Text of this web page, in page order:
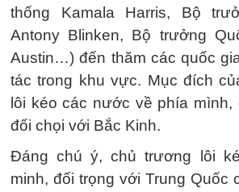
thống Kamala Harris, Bộ
Antony Blinken, Bộ trưởng
Austin…) đến thăm các quốc
tác trong khu vực. Mục đích
lôi kéo các nước về phía
đối chọi với Bắc Kinh.
Đáng chú ý, chủ trương lôi
minh, đối trọng với Trung Quốc